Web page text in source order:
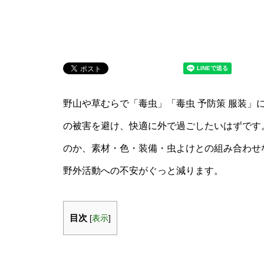
野山や草むらで「毒虫」「毒虫 予防策 服装」
の被害を避け、快適に外で過ごしたいはずで
のか、素材・色・装備・虫よけとの組み合わ
野外活動への不安がぐっと減ります。
目次 [表示]